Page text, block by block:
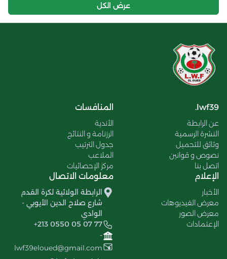
عرض الكل
lwf39.
عن الرابطة
النشرة الرسمية
وثائق للتحميل
نصوص و قوانين
اتصل بنا
المنافسات
الأندية
الرزنامة و النتائج
جدول الترتيب
الملاعب
مركز الإحصائيات
الإعلام
الأخبار
معرض الفيديوهات
معرض الصور
الإعتمادات
معلومات الاتصال
الرابطة الولائية لكرة القدم
شارع صلاح الدين الأيوبي -
الوادي
+213 0550 05 07 77
-
lwf39eloued@gmail.com